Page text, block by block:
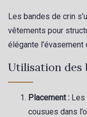
Les bandes de crin
vêtements pour
élégante
Utilisation des
Placement : Les
cousues dans